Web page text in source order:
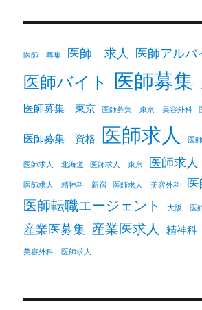
医師 募集 医師 求人 医師アルバ
医師バイト 医師募集
医師募集 東京
医師募集 東京 美容外科
医師募集 資格 医師求人 医
医師求人 北海道 医師求人 東京 医師求
医師求人 精神科 新宿 医師求人 美容外科
医師転職エージェント 大阪 医
産業医募集 産業医求人 精神
美容外科 医師求人